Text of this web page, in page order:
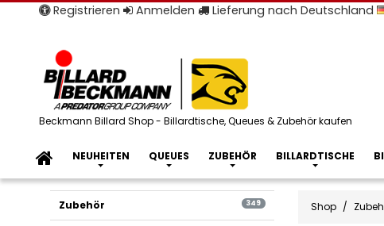
Registrieren Anmelden Lieferung nach Deutschland
Beckmann Billard Shop - Billardtische, Queues & Zubehör kaufen
NEUHEITEN QUEUES ZUBEHÖR BILLARDTISCHE
Shop
Zubehör 349